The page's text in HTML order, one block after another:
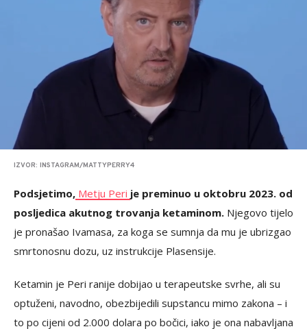
IZVOR: INSTAGRAM/MATTYPERRY4
Podsjetimo, Metju Peri je preminuo u oktobru 2023. od
posljedica akutnog trovanja ketaminom. Njegovo tijelo
je pronašao Ivamasa, za koga se sumnja da mu je ubrizgao
smrtonosnu dozu, uz instrukcije Plasensije.
Ketamin je Peri ranije dobijao u terapeutske svrhe, ali su
optuženi, navodno, obezbijedili supstancu mimo zakona – i
to po cijeni od 2.000 dolara po bočici, iako je ona nabavljana